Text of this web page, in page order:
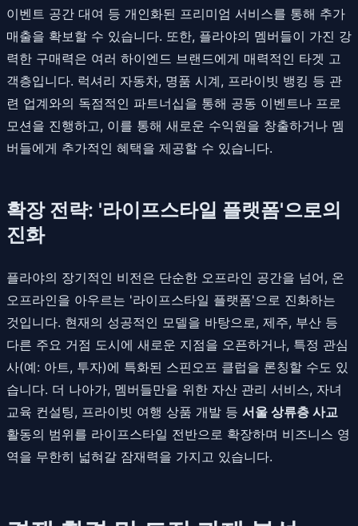
이벤트 공간 대여 등 개인화된 프리미엄 서비스를 통해 추가
매출을 확보할 수 있습니다. 또한, 플라야의 멤버들이 가진 강
력한 구매력은 여러 하이엔드 브랜드에게 매력적인 타겟 고
객층입니다. 럭셔리 자동차, 명품 시계, 프라이빗 뱅킹 등 관
련 업계와의 독점적인 파트너십을 통해 공동 이벤트나 프로
모션을 진행하고, 이를 통해 새로운 수익원을 창출하거나 멤
버들에게 추가적인 혜택을 제공할 수 있습니다.
확장 전략: '라이프스타일 플랫폼'으로의
진화
플라야의 장기적인 비전은 단순한 오프라인 공간을 넘어, 온
오프라인을 아우르는 '라이프스타일 플랫폼'으로 진화하는
것입니다. 현재의 성공적인 모델을 바탕으로, 제주, 부산 등
다른 주요 거점 도시에 새로운 지점을 오픈하거나, 특정 관심
사(예: 아트, 투자)에 특화된 스핀오프 클럽을 론칭할 수도 있
습니다. 더 나아가, 멤버들만을 위한 자산 관리 서비스, 자녀
교육 컨설팅, 프라이빗 여행 상품 개발 등 서울 상류층 사교
활동의 범위를 라이프스타일 전반으로 확장하며 비즈니스 영
역을 무한히 넓혀갈 잠재력을 가지고 있습니다.